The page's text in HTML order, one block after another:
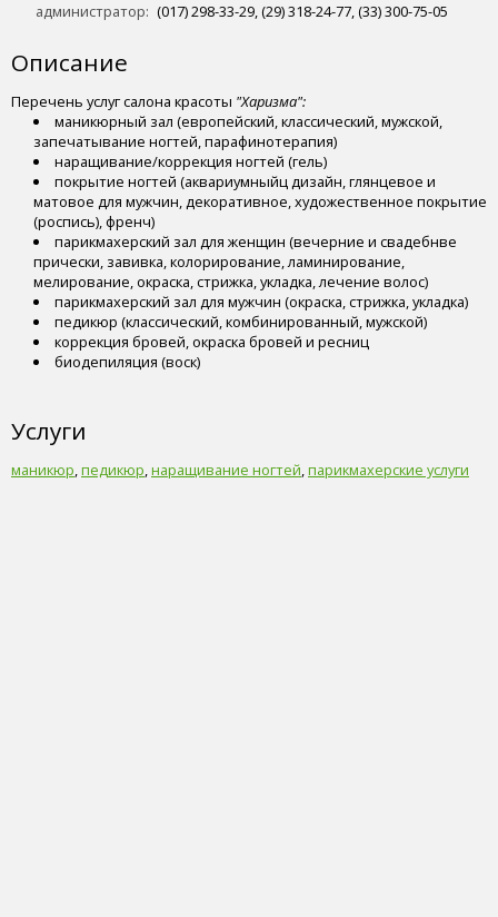
администратор: (017) 298-33-29, (29) 318-24-77, (33) 300-75-05
Описание
Перечень услуг салона красоты "Харизма":
маникюрный зал (европейский, классический, мужской,
запечатывание ногтей, парафинотерапия)
наращивание/коррекция ногтей (гель)
покрытие ногтей (аквариумныйц дизайн, глянцевое и
матовое для мужчин, декоративное, художественное покрытие
(роспись), френч)
парикмахерский зал для женщин (вечерние и свадебнве
прически, завивка, колорирование, ламинирование,
мелирование, окраска, стрижка, укладка, лечение волос)
парикмахерский зал для мужчин (окраска, стрижка, укладка)
педикюр (классический, комбинированный, мужской)
коррекция бровей, окраска бровей и ресниц
биодепиляция (воск)
Услуги
маникюр,педикюр,наращивание ногтей,парикмахерские услуги